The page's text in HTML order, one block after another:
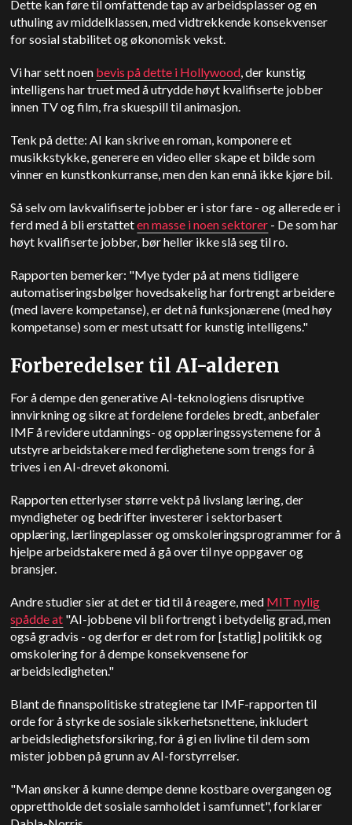
Dette kan føre til omfattende tap av arbeidsplasser og en
uthuling av middelklassen, med vidtrekkende konsekvenser
for sosial stabilitet og økonomisk vekst.
Vi har sett noen bevis på dette i Hollywood, der kunstig
intelligens har truet med å utrydde høyt kvalifiserte jobber
innen TV og film, fra skuespill til animasjon.
Tenk på dette: AI kan skrive en roman, komponere et
musikkstykke, generere en video eller skape et bilde som
vinner en kunstkonkurranse, men den kan ennå ikke kjøre bil.
Så selv om lavkvalifiserte jobber er i stor fare - og allerede er i
ferd med å bli erstatteten masse i noen sektorer - De som har
høyt kvalifiserte jobber, bør heller ikke slå seg til ro.
Rapporten bemerker: "Mye tyder på at mens tidligere
automatiseringsbølger hovedsakelig har fortrengt arbeidere
(med lavere kompetanse), er det nå funksjonærene (med høy
kompetanse) som er mest utsatt for kunstig intelligens."
Forberedelser til AI-alderen
For å dempe den generative AI-teknologiens disruptive
innvirkning og sikre at fordelene fordeles bredt, anbefaler
IMF å revidere utdannings- og opplæringssystemene for å
utstyre arbeidstakere med ferdighetene som trengs for å
trives i en AI-drevet økonomi.
Rapporten etterlyser større vekt på livslang læring, der
myndigheter og bedrifter investerer i sektorbasert
opplæring, lærlingeplasser og omskoleringsprogrammer for å
hjelpe arbeidstakere med å gå over til nye oppgaver og
bransjer.
Andre studier sier at det er tid til å reagere, med MIT nylig
spådde at "AI-jobbene vil bli fortrengt i betydelig grad, men
også gradvis - og derfor er det rom for [statlig] politikk og
omskolering for å dempe konsekvensene for
arbeidsledigheten."
Blant de finanspolitiske strategiene tar IMF-rapporten til
orde for å styrke de sosiale sikkerhetsnettene, inkludert
arbeidsledighetsforsikring, for å gi en livline til dem som
mister jobben på grunn av AI-forstyrrelser.
"Man ønsker å kunne dempe denne kostbare overgangen og
opprettholde det sosiale samholdet i samfunnet", forklarer